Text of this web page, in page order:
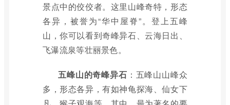
景点中的佼佼者。这里山峰奇特，形态
各异，被誉为“华中屋脊”。登上五峰
山，你可以看到奇峰异石、云海日出、
飞瀑流泉等壮丽景色。
五峰山的奇峰异石 ：五峰山山峰众
多，形态各异，有如神龟探海、仙女下